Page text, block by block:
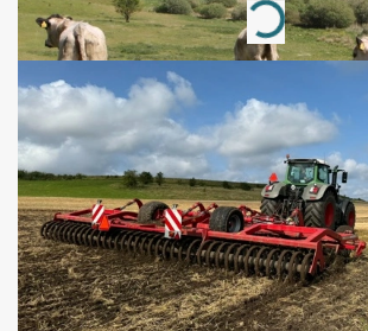
Loading...